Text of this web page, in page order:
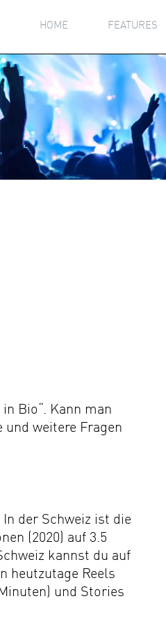
HOME FEATURES
Bio“. Kann man
weitere Fragen
der Schweiz ist die
(2020) auf 3.5
kannst du auf
heutzutage Reels
und Stories